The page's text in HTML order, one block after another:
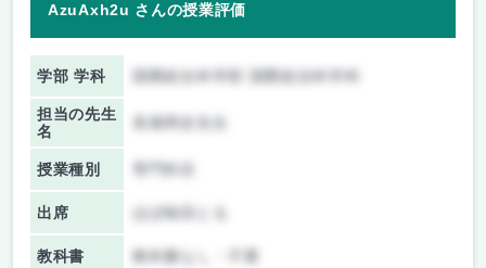
AzuAxh2u さんの授業評価
学部 学科 国際総合科学部 国際総合科学科
担当の先生
名
授業種別
出席 ほぼ毎回とる
教科書 教科書なし・不要